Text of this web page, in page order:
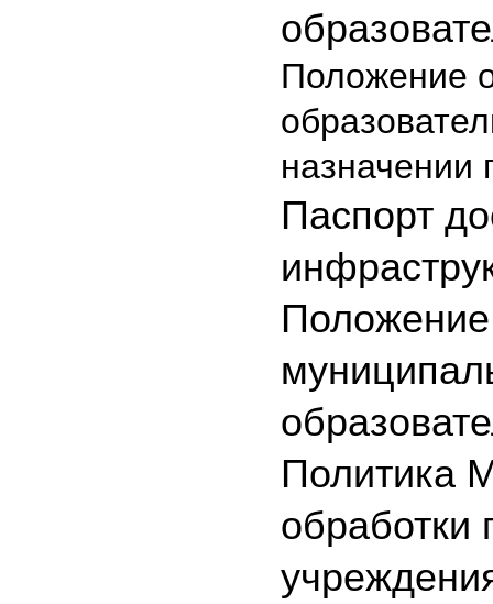
Положение
назначении
Паспорт
Политика
обработки